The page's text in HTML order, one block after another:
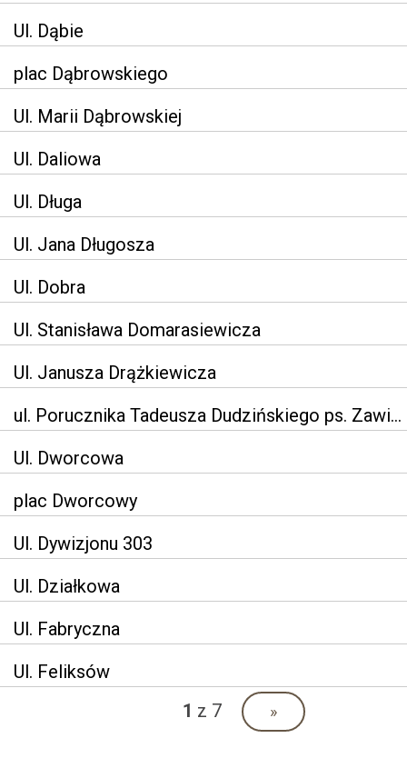
Ul. Dąbie
plac Dąbrowskiego
Ul. Marii Dąbrowskiej
Ul. Daliowa
Ul. Długa
Ul. Jana Długosza
Ul. Dobra
Ul. Stanisława Domarasiewicza
Ul. Janusza Drążkiewicza
ul. Porucznika Tadeusza Dudzińskiego ps. Zawieja
Ul. Dworcowa
plac Dworcowy
Ul. Dywizjonu 303
Ul. Działkowa
Ul. Fabryczna
Ul. Feliksów
1 z 7 »